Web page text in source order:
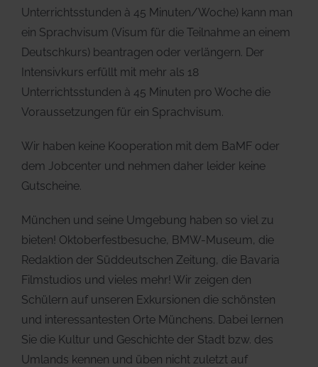
Unterrichtsstunden à 45 Minuten/Woche) kann man
ein Sprachvisum (Visum für die Teilnahme an einem
Deutschkurs) beantragen oder verlängern. Der
Intensivkurs erfüllt mit mehr als 18
Unterrichtsstunden à 45 Minuten pro Woche die
Voraussetzungen für ein Sprachvisum.
Wir haben keine Kooperation mit dem BaMF oder
dem Jobcenter und nehmen daher leider keine
Gutscheine.
München und seine Umgebung haben so viel zu
bieten! Oktoberfestbesuche, BMW-Museum, die
Redaktion der Süddeutschen Zeitung, die Bavaria
Filmstudios und vieles mehr! Wir zeigen den
Schülern auf unseren Exkursionen die schönsten
und interessantesten Orte Münchens. Dabei lernen
Sie die Kultur und Geschichte der Stadt bzw. des
Umlands kennen und üben nicht zuletzt auf